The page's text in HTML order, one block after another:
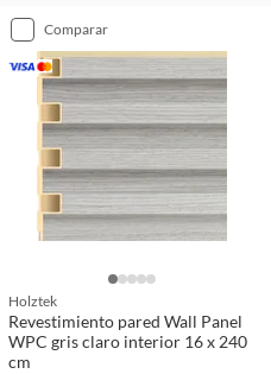
comparar
Holztek
Revestimiento pared Wall Panel
WPC gris claro interior 16 x 240
cm